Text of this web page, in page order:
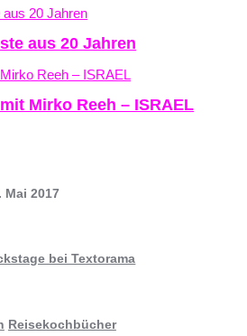
aus 20 Jahren
Mirko Reeh – ISRAEL
Mai 2017
bei Textorama
Reisekochbücher